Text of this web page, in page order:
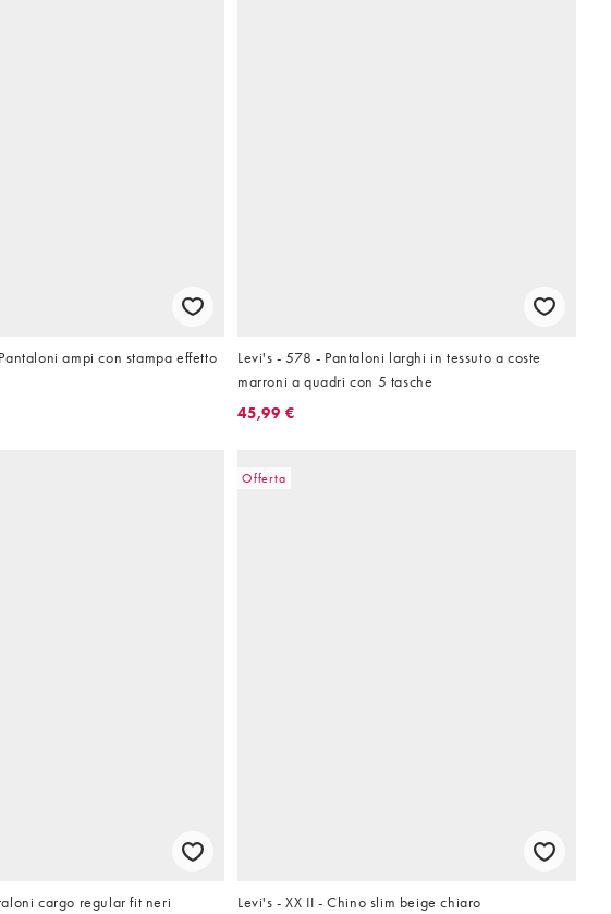
ampi con stampa effetto
Levi's - 578 - Pantaloni larghi in tessuto a coste
marroni a quadri con 5 tasche
45,99 €
cargo regular fit neri
Offerta
Levi's - XX II - Chino slim beige chiaro